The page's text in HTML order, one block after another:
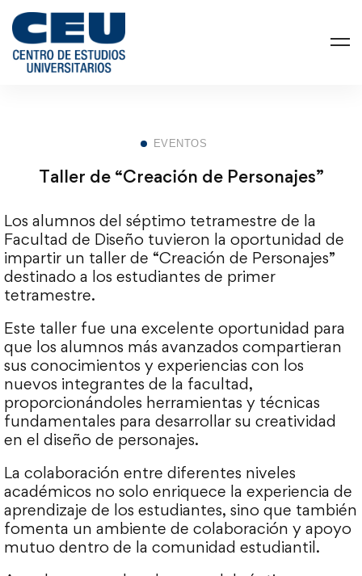
EVENTOS
Taller de “Creación de Personajes”
Los alumnos del séptimo tetramestre de la
Facultad de Diseño tuvieron la oportunidad de
impartir un taller de “Creación de Personajes”
destinado a los estudiantes de primer
tetramestre.
Este taller fue una excelente oportunidad para
que los alumnos más avanzados compartieran
sus conocimientos y experiencias con los
nuevos integrantes de la facultad,
proporcionándoles herramientas y técnicas
fundamentales para desarrollar su creatividad
en el diseño de personajes.
La colaboración entre diferentes niveles
académicos no solo enriquece la experiencia de
aprendizaje de los estudiantes, sino que también
fomenta un ambiente de colaboración y apoyo
mutuo dentro de la comunidad estudiantil.